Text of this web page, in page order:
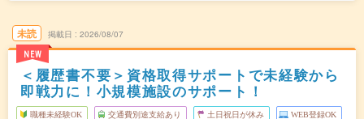
未読
NEW
掲載日 2026/08/07
＜履歴書不要＞資格取得サポートで未経験から
即戦力に！小規模施設のサポート！
職種未経験OK 交通費別途支給あり 土日祝日が休み WEB登録OK